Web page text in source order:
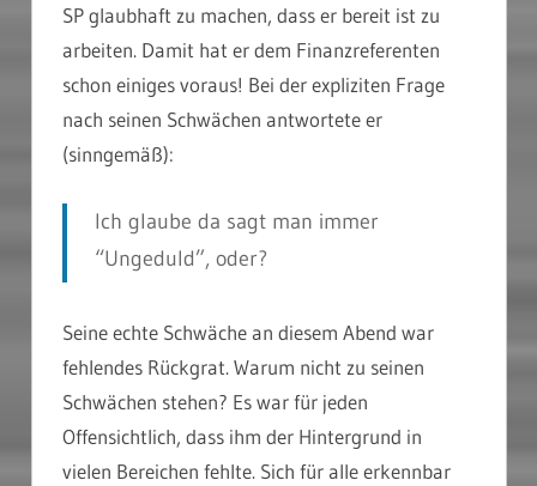
SP glaubhaft zu machen, dass er bereit ist zu
arbeiten. Damit hat er dem Finanzreferenten
schon einiges voraus! Bei der expliziten Frage
nach seinen Schwächen antwortete er
(sinngemäß):
Ich glaube da sagt man immer
“Ungeduld”, oder?
Seine echte Schwäche an diesem Abend war
fehlendes Rückgrat. Warum nicht zu seinen
Schwächen stehen? Es war für jeden
Offensichtlich, dass ihm der Hintergrund in
vielen Bereichen fehlte. Sich für alle erkennbar